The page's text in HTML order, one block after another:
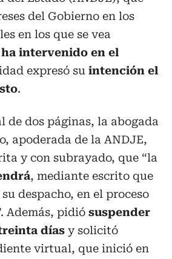
del Gobierno en los
en los que se vea
intervenido en el
expresó su intención el
.
de dos páginas, la abogada
apoderada de la ANDJE,
y con subrayado, que “la
, mediante escrito que
despacho, en el proceso
Además, pidió suspender
días y solicitó
virtual, que inició en